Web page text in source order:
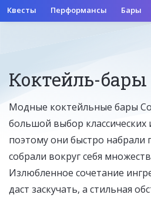
Квесты Перформансы Бары
Коктейль-
Модные коктейльные бары
большой выбор классических
поэтому они быстро набрали
собрали вокруг себя
Излюбленное сочетание
даст заскучать, а стильная